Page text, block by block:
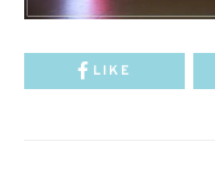
LIKE